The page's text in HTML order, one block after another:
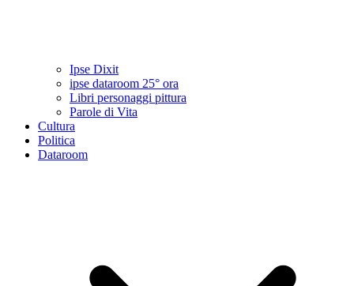
Ipse Dixit
ipse dataroom 25° ora
Libri personaggi pittura
Parole di Vita
Cultura
Politica
Dataroom